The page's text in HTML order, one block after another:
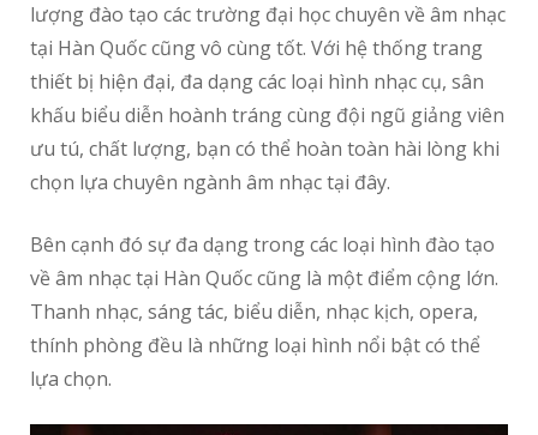
lượng đào tạo các trường đại học chuyên về âm nhạc
tại Hàn Quốc cũng vô cùng tốt. Với hệ thống trang
thiết bị hiện đại, đa dạng các loại hình nhạc cụ, sân
khấu biểu diễn hoành tráng cùng đội ngũ giảng viên
ưu tú, chất lượng, bạn có thể hoàn toàn hài lòng khi
chọn lựa chuyên ngành âm nhạc tại đây.
Bên cạnh đó sự đa dạng trong các loại hình đào tạo
về âm nhạc tại Hàn Quốc cũng là một điểm cộng lớn.
Thanh nhạc, sáng tác, biểu diễn, nhạc kịch, opera,
thính phòng đều là những loại hình nổi bật có thể
lựa chọn.